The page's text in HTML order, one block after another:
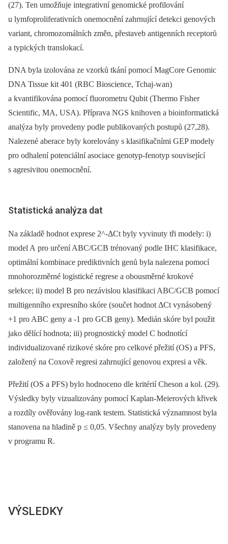
(27). Ten umožňuje integrativní genomické profilování
u lymfoproliferativních onemocnění zahrnující detekci genových
variant, chromozomálních změn, přestaveb antigenních receptorů
a typických translokací.
DNA byla izolována ze vzorků tkání pomocí MagCore Genomic
DNA Tissue kit 401 (RBC Bioscience, Tchaj-wan)
a kvantifikována pomocí fluorometru Qubit (Thermo Fisher
Scientific, MA, USA). Příprava NGS knihoven a bioinformatická
analýza byly provedeny podle publikovaných postupů (27,28).
Nalezené aberace byly korelovány s klasifikačními GEP modely
pro odhalení potenciální asociace genotyp-fenotyp související
s agresivitou onemocnění.
Statistická analýza dat
Na základě hodnot exprese 2^-ΔCt byly vyvinuty tři modely: i)
model A pro určení ABC/GCB trénovaný podle IHC klasifikace,
optimální kombinace prediktivních genů byla nalezena pomocí
mnohorozměrné logistické regrese a obousměrné krokové
selekce; ii) model B pro nezávislou klasifikaci ABC/GCB pomocí
multigenního expresního skóre (součet hodnot ΔCt vynásobený
+1 pro ABC geny a -1 pro GCB geny). Medián skóre byl použit
jako dělící hodnota; iii) prognostický model C hodnotící
individualizované rizikové skóre pro celkové přežití (OS) a PFS,
založený na Coxově regresi zahrnující genovou expresi a věk.
Přežití (OS a PFS) bylo hodnoceno dle kritérií Cheson a kol. (29).
Výsledky byly vizualizovány pomocí Kaplan-Meierových křivek
a rozdíly ověřovány log-rank testem. Statistická významnost byla
stanovena na hladině p ≤ 0,05. Všechny analýzy byly provedeny
v programu R.
VÝSLEDKY